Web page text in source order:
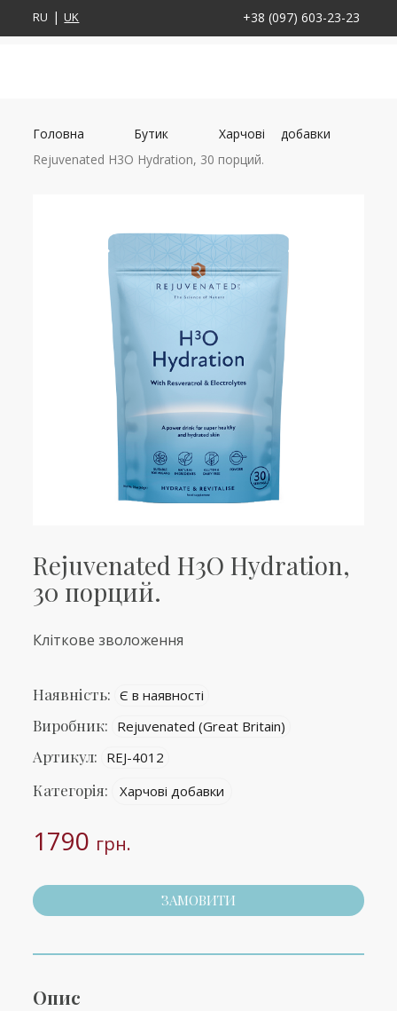
RU UK +38 (097) 603-23-23
Головна Бутик
Харчові добавки
Rejuvenated H3O Hydration, 30 порций.
Rejuvenated H3O Hydration,
30 порций.
Кліткове зволоження
Наявність: Є в наявності
Виробник: Rejuvenated (Great Britain)
Артикул: REJ-4012
Категорія: Харчові добавки
1790 грн.
ЗАМОВИТИ
Опис